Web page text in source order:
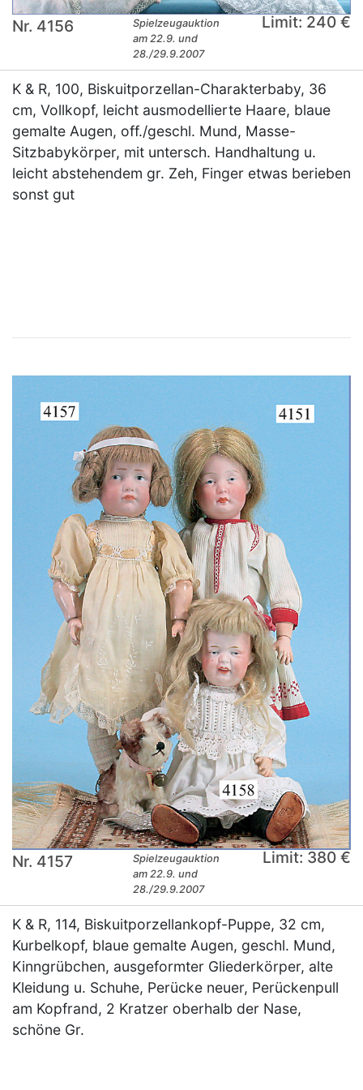
Nr. 4156
Spielzeugauktion
am 22.9. und
28./29.9.2007
Limit: 240 €
K & R, 100, Biskuitporzellan-Charakterbaby, 36
cm, Vollkopf, leicht ausmodellierte Haare, blaue
gemalte Augen, off./geschl. Mund, Masse-
Sitzbabykörper, mit untersch. Handhaltung u.
leicht abstehendem gr. Zeh, Finger etwas berieben
sonst gut
Nr. 4157
Spielzeugauktion
am 22.9. und
28./29.9.2007
Limit: 380 €
K & R, 114, Biskuitporzellankopf-Puppe, 32 cm,
Kurbelkopf, blaue gemalte Augen, geschl. Mund,
Kinngrübchen, ausgeformter Gliederkörper, alte
Kleidung u. Schuhe, Perücke neuer, Perückenpull
am Kopfrand, 2 Kratzer oberhalb der Nase,
schöne Gr.